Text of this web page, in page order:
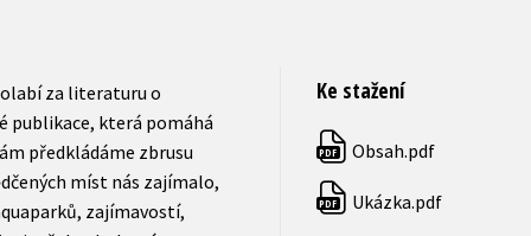
za literaturu o
publikace, která pomáhá
předkládáme zbrusu
míst nás zajímalo,
zajímavostí,
Ke stažení
PDF Obsah.pdf
PDF Ukázka.pdf